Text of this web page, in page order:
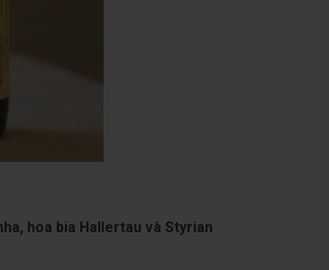
hoa bia Hallertau và Styrian